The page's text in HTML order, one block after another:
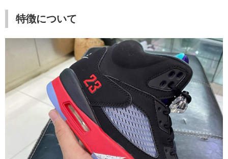
特徴について